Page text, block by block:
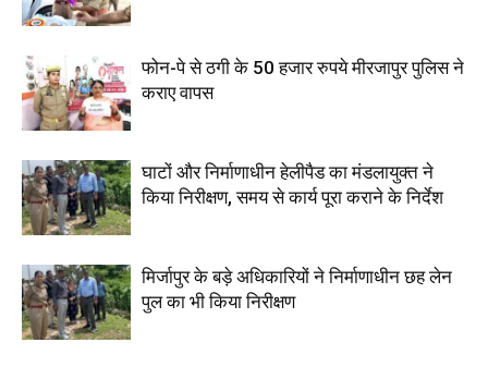
फोन-पे से ठगी के 50 हजार रुपये मीरजापुर पुलिस ने
कराए वापस
घाटों और निर्माणाधीन हेलीपैड का मंडलायुक्त ने
किया निरीक्षण, समय से कार्य पूरा कराने के निर्देश
मिर्जापुर के बड़े अधिकारियों ने निर्माणाधीन छह लेन
पुल का भी किया निरीक्षण